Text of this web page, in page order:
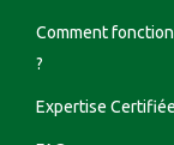
Comment
?
Expertise Certifiée